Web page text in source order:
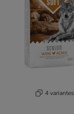
4 variantes